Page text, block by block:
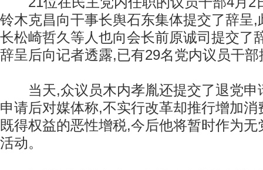
铃木克昌向干事长舆石东集体提交了辞呈,
长松崎哲久等人也向会长前原诚司提交了
辞呈后向记者透露,已有29名党内议员干
当天,众议员木内孝胤还提交了退党申
申请后对媒体称,不实行改革却推行增加
既得权益的恶性增税,今后他将暂时作为
活动。